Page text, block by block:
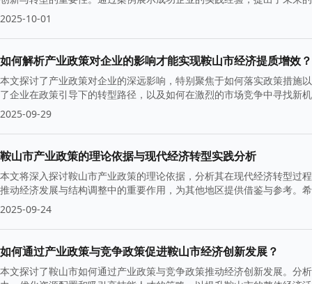
2025-10-01
如何解析产业政策对企业的影响才能实现鞍山市经济提质增效？
本文探讨了产业政策对企业的深远影响，特别聚焦于如何落实政策措施
了企业在政策引导下的转型路径，以及如何在激烈的市场竞争中寻找新
2025-09-29
鞍山市产业政策的理论依据与现代经济转型实践分析
本文将深入探讨鞍山市产业政策的理论依据，分析其在现代经济转型过
推动经济发展与结构调整中的重要作用，为其他地区提供借鉴与参考。
2025-09-24
如何通过产业政策与竞争政策促进鞍山市经济创新发展？
本文探讨了鞍山市如何通过产业政策与竞争政策推动经济创新发展。分